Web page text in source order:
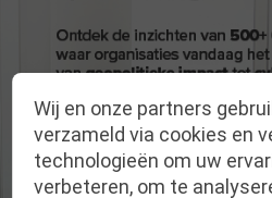
Wij en onze partners
verzameld via cookies en
technologieën om uw
verbeteren, om te